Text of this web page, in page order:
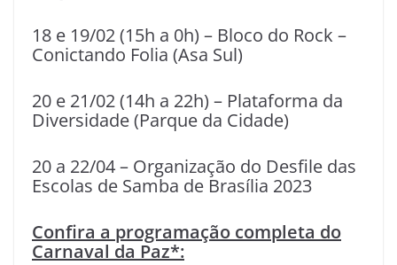
18 e 19/02 (15h a 0h) – Bloco do Rock –
Conictando Folia (Asa Sul)
20 e 21/02 (14h a 22h) – Plataforma da
Diversidade (Parque da Cidade)
20 a 22/04 – Organização do Desfile das
Escolas de Samba de Brasília 2023
Confira a programação completa do
Carnaval da Paz*: